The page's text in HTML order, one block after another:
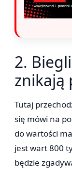
2.
znikają
Tutaj
się mówi na
do wartości
jest wart 800
będzie